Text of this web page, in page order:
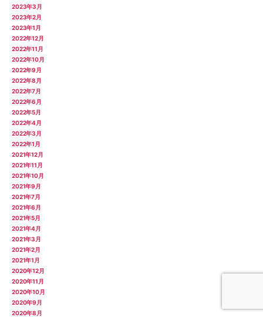
2023年3月
2023年2月
2023年1月
2022年12月
2022年11月
2022年10月
2022年9月
2022年8月
2022年7月
2022年6月
2022年5月
2022年4月
2022年3月
2022年1月
2021年12月
2021年11月
2021年10月
2021年9月
2021年7月
2021年6月
2021年5月
2021年4月
2021年3月
2021年2月
2021年1月
2020年12月
2020年11月
2020年10月
2020年9月
2020年8月